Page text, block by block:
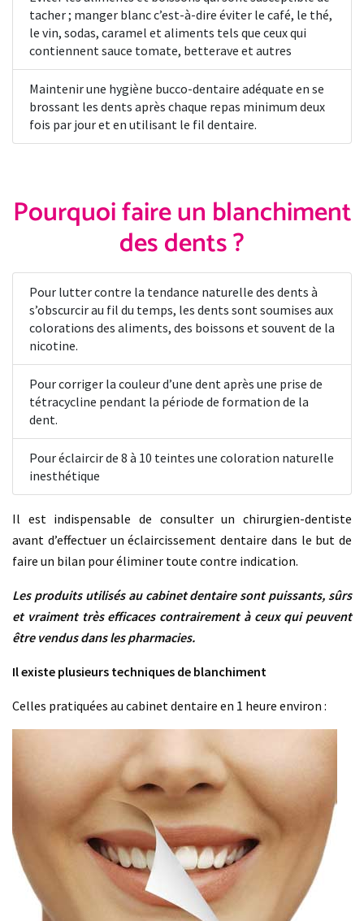
tacher ; manger blanc c’est-à-dire éviter le café, le thé,
le vin, sodas, caramel et aliments tels que ceux qui
contiennent sauce tomate, betterave et autres
Maintenir une hygiène bucco-dentaire adéquate en se
brossant les dents après chaque repas minimum deux
fois par jour et en utilisant le fil dentaire.
Pourquoi faire un blanchiment
des dents ?
Pour lutter contre la tendance naturelle des dents à
s’obscurcir au fil du temps, les dents sont soumises aux
colorations des aliments, des boissons et souvent de la
nicotine.
Pour corriger la couleur d’une dent après une prise de
tétracycline pendant la période de formation de la
dent.
Pour éclaircir de 8 à 10 teintes une coloration naturelle
inesthétique
Il est indispensable de consulter un chirurgien-dentiste
avant d’effectuer un éclaircissement dentaire dans le but de
faire un bilan pour éliminer toute contre indication.
Les produits utilisés au cabinet dentaire sont puissants, sûrs
et vraiment très efficaces contrairement à ceux qui peuvent
être vendus dans les pharmacies.
Il existe plusieurs techniques de blanchiment
Celles pratiquées au cabinet dentaire en 1 heure environ :